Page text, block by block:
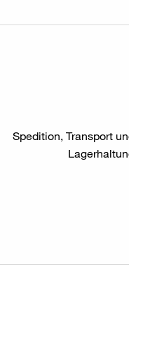
Spedition, Transport und
Lagerhaltung